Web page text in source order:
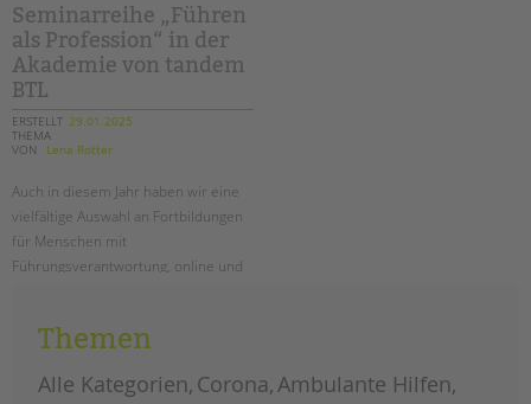
kinder-
und
jugendschutz
Seminarreihe „Führen
als Profession“ in der
Akademie von tandem
BTL
ERSTELLT 29.01.2025
THEMA
VON
Lena Rotter
Auch in diesem Jahr haben wir eine
vielfältige Auswahl an Fortbildungen
für Menschen mit
Führungsverantwortung, online und
weiterlesenseminarreihe
„führen
profession“
in
Themen
Alle Kategorien Corona Ambulante Hilfen